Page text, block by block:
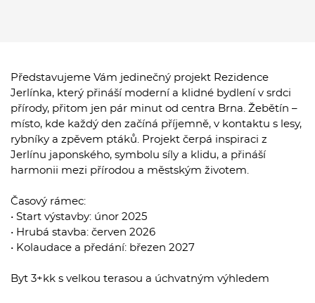
Představujeme Vám jedinečný projekt Rezidence
Jerlínka, který přináší moderní a klidné bydlení v srdci
přírody, přitom jen pár minut od centra Brna. Žebětín –
místo, kde každý den začíná příjemně, v kontaktu s lesy,
rybníky a zpěvem ptáků. Projekt čerpá inspiraci z
Jerlínu japonského, symbolu síly a klidu, a přináší
harmonii mezi přírodou a městským životem.
Časový rámec:
• Start výstavby: únor 2025
• Hrubá stavba: červen 2026
• Kolaudace a předání: březen 2027
Byt 3+kk s velkou terasou a úchvatným výhledem